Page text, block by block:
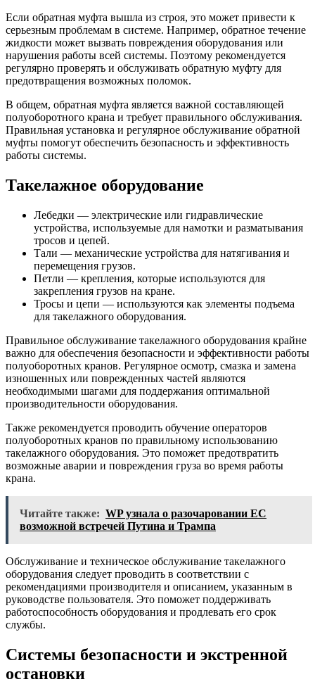
Если обратная муфта вышла из строя, это может привести к
серьезным проблемам в системе. Например, обратное течение
жидкости может вызвать повреждения оборудования или
нарушения работы всей системы. Поэтому рекомендуется
регулярно проверять и обслуживать обратную муфту для
предотвращения возможных поломок.
В общем, обратная муфта является важной составляющей
полуоборотного крана и требует правильного обслуживания.
Правильная установка и регулярное обслуживание обратной
муфты помогут обеспечить безопасность и эффективность
работы системы.
Такелажное оборудование
Лебедки — электрические или гидравлические
устройства, используемые для намотки и разматывания
тросов и цепей.
Тали — механические устройства для натягивания и
перемещения грузов.
Петли — крепления, которые используются для
закрепления грузов на кране.
Тросы и цепи — используются как элементы подъема
для такелажного оборудования.
Правильное обслуживание такелажного оборудования крайне
важно для обеспечения безопасности и эффективности работы
полуоборотных кранов. Регулярное осмотр, смазка и замена
изношенных или поврежденных частей являются
необходимыми шагами для поддержания оптимальной
производительности оборудования.
Также рекомендуется проводить обучение операторов
полуоборотных кранов по правильному использованию
такелажного оборудования. Это поможет предотвратить
возможные аварии и повреждения груза во время работы
крана.
Читайте также: WP узнала о разочаровании ЕС
возможной встречей Путина и Трампа
Обслуживание и техническое обслуживание такелажного
оборудования следует проводить в соответствии с
рекомендациями производителя и описанием, указанным в
руководстве пользователя. Это поможет поддерживать
работоспособность оборудования и продлевать его срок
службы.
Системы безопасности и экстренной
остановки